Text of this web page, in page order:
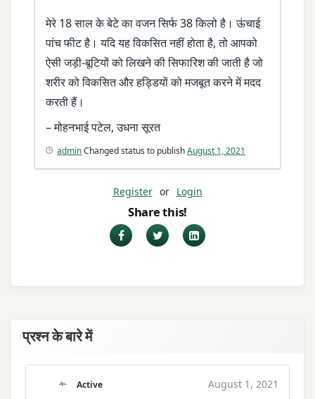
मेरे 18 साल के बेटे का वजन सिर्फ 38 किलो है। ऊंचाई
पांच फीट है। यदि यह विकसित नहीं होता है, तो आपको
ऐसी जड़ी-बूटियों को लिखने की सिफारिश की जाती है जो
शरीर को विकसित और हड्डियों को मजबूत करने में मदद
करती हैं।
– मोहनभाई पटेल, उधना सूरत
adminChanged status to publishAugust 1, 2021
Register or Login
Share this!
FacebookTwitterLinkedIn
प्रश्न के बारे में
Active August 1, 2021